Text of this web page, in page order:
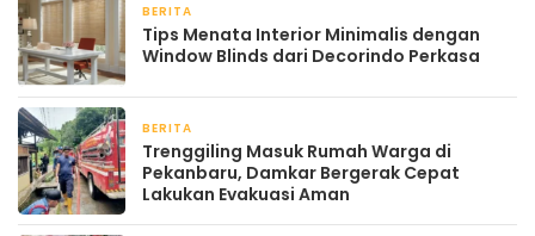
BERITA
Tips Menata Interior Minimalis dengan
Window Blinds dari Decorindo Perkasa
BERITA
Trenggiling Masuk Rumah Warga di
Pekanbaru, Damkar Bergerak Cepat
Lakukan Evakuasi Aman